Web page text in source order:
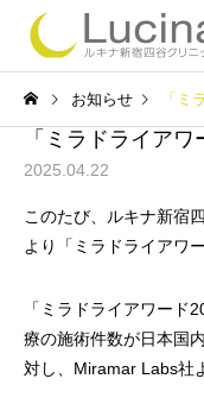
お知らせ 「ミ
「ミラドライア
2025.04.22
このたび、ルキナ新宿
より「ミラドライアワ
「ミラドライアワード
療の施術件数が日本国
対し、Miramar Labs社